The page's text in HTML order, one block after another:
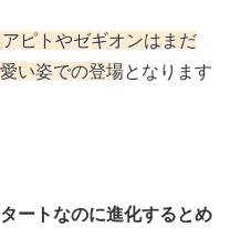
ピトやゼギオンはまだ
い姿での登場となります
ートなのに進化するとめ